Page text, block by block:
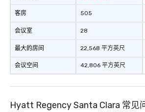
客房
会议室
最大的房间
会议空间
505
28
22,568 平方英尺
42,806 平方英尺
Hyatt Regency Santa Clara 常见